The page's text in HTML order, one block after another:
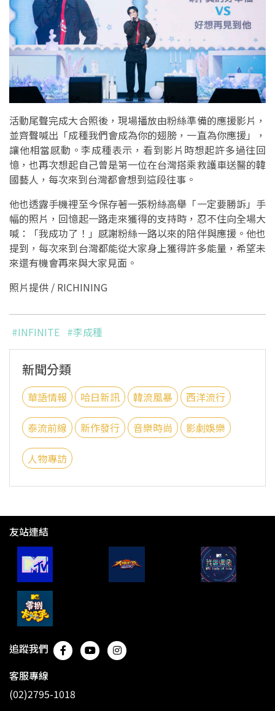
活動尾聲完成大合照後，現場播放由粉絲準備的應援影片，
並齊聲喊出「成種我們會成為你的翅膀，一直為你應援」，
讓他相當感動。李成種表示，看到影片時想起許多過往回
憶，也再次想起自己曾是第一位在台灣搭乘救護車送醫的韓
國藝人，每次來到台灣都會想到這段往事。
他也透露手機裡至今保存著一張粉絲高舉「一定要勝訴」手
幅的照片，回憶起一路走來獲得的支持時，忍不住向全場大
喊：「我成功了！」感謝粉絲一路以來的陪伴與應援。他也
提到，每次來到台灣都能從大家身上獲得許多能量，希望未
來還有機會再來與大家見面。
照片提供 / RICHINING
#INFINITE #李成種
新聞分類
華語情報 哈日新訊 韓流風暴 西洋流行
泰流前線 新作發行 音樂時尚 影劇娛樂
人物專訪
友站連結
追蹤我們
客服專線
(02)2795-1018